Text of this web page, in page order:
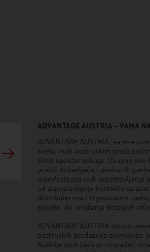
ADVANTAGE AUSTRIA – VAMA
ADVANTAGE AUSTRIA, sa
sveta, nudi austrijskim
širok spektar usluga. Ukupno oko
pravih dobavljača i poslovnih
manifestacija radi uspostavljanja
od uspostavljanje kontakta sa
distributerima i trgovinskim
sedište do pružanja detaljnih
ADVANTAGE AUSTRIA stvara
austrijskih preduzeća promoviše
Austrije podržava pri izgradnji